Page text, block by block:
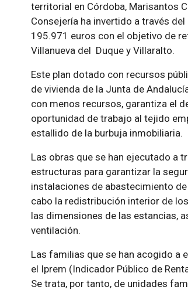
territorial en Córdoba, Marisantos
Consejería ha invertido a través
195.971 euros con el objetivo de
Villanueva del Duque y Villaralto.
Este plan dotado con recursos
de vivienda de la Junta de
con menos recursos, garantiza el
oportunidad de trabajo al tejido
estallido de la burbuja inmobiliaria.
Las obras que se han ejecutado a
estructuras para garantizar la
instalaciones de abastecimiento
cabo la redistribución interior de
las dimensiones de las estancias,
ventilación.
Las familias que se han acogido a
el Iprem (Indicador Público de
Se trata, por tanto, de unidades